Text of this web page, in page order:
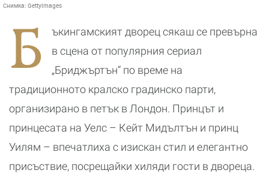
Снимка: GettyImages
Б
ъкингамският дворец сякаш се превърна
в сцена от популярния сериал
„Бриджъртън“ по време на
традиционното кралско градинско парти,
организирано в петък в Лондон. Принцът и
принцесата на Уелс – Кейт Мидълтън и принц
Уилям – впечатлиха с изискан стил и елегантно
присъствие, посрещайки хиляди гости в двореца.